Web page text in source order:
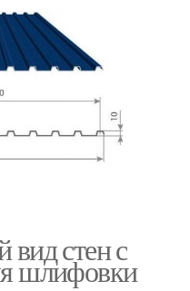
стен с
шлифовки